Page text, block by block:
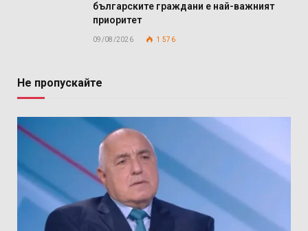
българските граждани е най-важният
приоритет
09/08/2026 1 576
Не пропускайте